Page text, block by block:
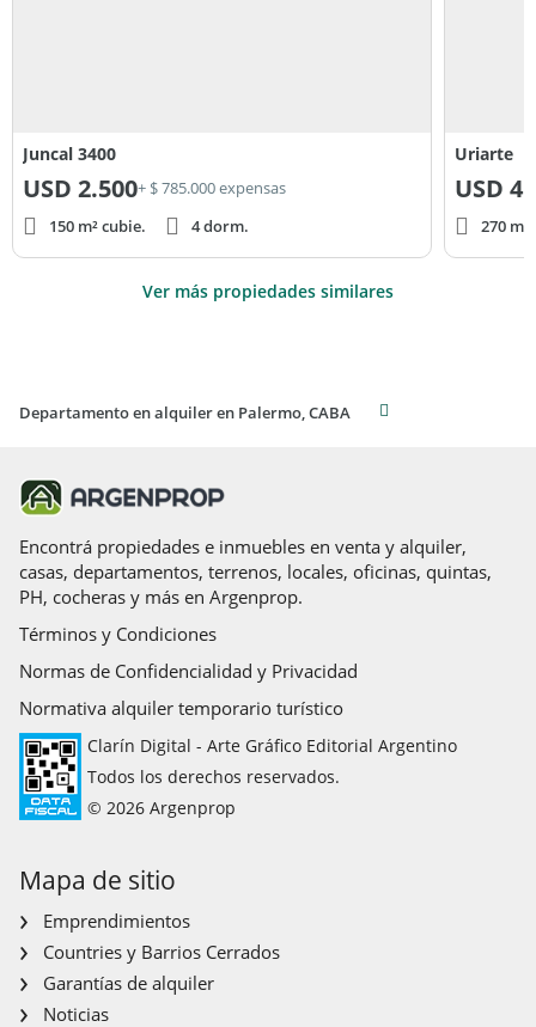
Juncal 3400
USD 2.500+ $ 785.000 expensas
150 m² cubie.
4 dorm.
Uriarte
USD
270
Ver más propiedades similares
Departamento en alquiler en Palermo, CABA
Encontrá propiedades e inmuebles en venta y alquiler,
casas, departamentos, terrenos, locales, oficinas, quintas,
PH, cocheras y más en Argenprop.
Términos y Condiciones
Normas de Confidencialidad y Privacidad
Normativa alquiler temporario turístico
Clarín Digital - Arte Gráfico Editorial Argentino
Todos los derechos reservados.
© 2026 Argenprop
Mapa de sitio
Emprendimientos
Countries y Barrios Cerrados
Garantías de alquiler
Noticias